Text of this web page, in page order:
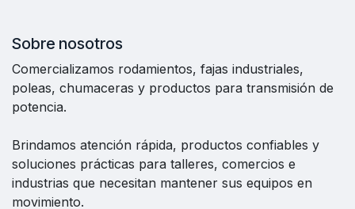
Sobre nosotros
Comercializamos rodamientos, fajas industriales,
poleas, chumaceras y productos para transmisión de
potencia.
Brindamos atención rápida, productos confiables y
soluciones prácticas para talleres, comercios e
industrias que necesitan mantener sus equipos en
movimiento.